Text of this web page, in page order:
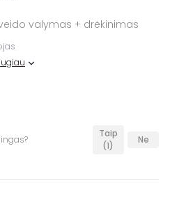
valymas + drėkinimas
Taip
(1)
Ne